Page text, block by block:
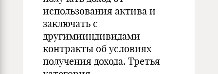
использования актива и
заключать с
другимииндивидами
контракты об условиях
получения дохода. Третья